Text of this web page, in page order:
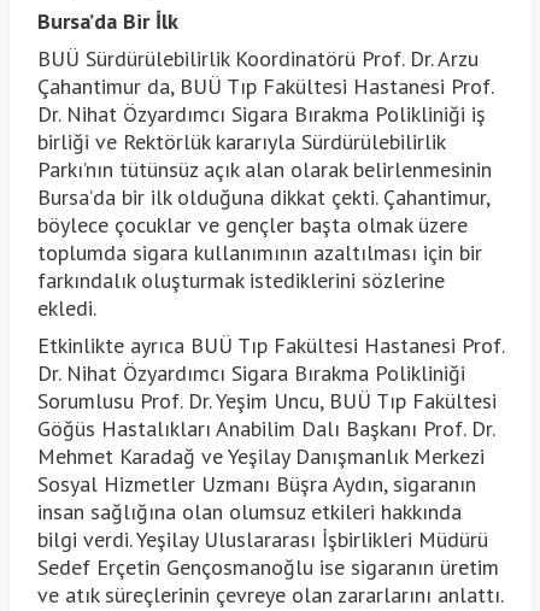
Bursa’da Bir İlk
BUÜ Sürdürülebilirlik Koordinatörü Prof. Dr. Arzu
Çahantimur da, BUÜ Tıp Fakültesi Hastanesi Prof.
Dr. Nihat Özyardımcı Sigara Bırakma Polikliniği iş
birliği ve Rektörlük kararıyla Sürdürülebilirlik
Parkı’nın tütünsüz açık alan olarak belirlenmesinin
Bursa’da bir ilk olduğuna dikkat çekti. Çahantimur,
böylece çocuklar ve gençler başta olmak üzere
toplumda sigara kullanımının azaltılması için bir
farkındalık oluşturmak istediklerini sözlerine
ekledi.
Etkinlikte ayrıca BUÜ Tıp Fakültesi Hastanesi Prof.
Dr. Nihat Özyardımcı Sigara Bırakma Polikliniği
Sorumlusu Prof. Dr. Yeşim Uncu, BUÜ Tıp Fakültesi
Göğüs Hastalıkları Anabilim Dalı Başkanı Prof. Dr.
Mehmet Karadağ ve Yeşilay Danışmanlık Merkezi
Sosyal Hizmetler Uzmanı Büşra Aydın, sigaranın
insan sağlığına olan olumsuz etkileri hakkında
bilgi verdi. Yeşilay Uluslararası İşbirlikleri Müdürü
Sedef Erçetin Gençosmanoğlu ise sigaranın üretim
ve atık süreçlerinin çevreye olan zararlarını anlattı.